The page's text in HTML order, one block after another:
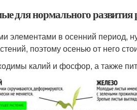
для нормального развития
элементами в осенний период,
поэтому осенью от него
калий и фосфор, а также